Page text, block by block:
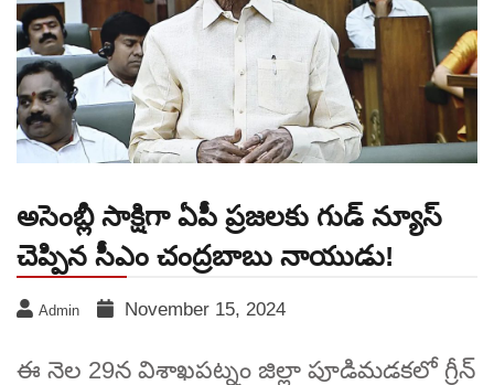
అసెంబ్లీ సాక్షిగా ఏపీ ప్రజలకు గుడ్ న్యూస్
చెప్పిన సీఎం చంద్రబాబు నాయుడు!
Admin November 15, 2024
ఈ నెల 29న విశాఖపట్నం జిల్లా పూడిమడకలో గ్రీన్